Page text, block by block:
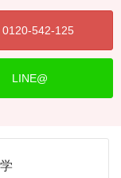
0120-542-125
LINE@